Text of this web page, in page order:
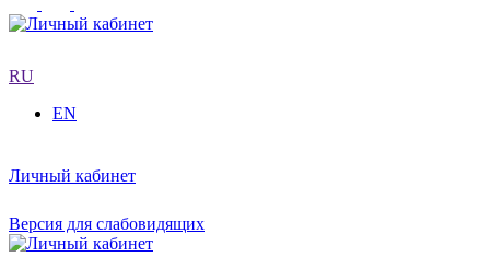
RU
EN
Личный кабинет
Версия для слабовидящих